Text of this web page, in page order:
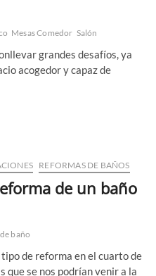
Mesas Comedor Salón
grandes desafíos, ya
acogedor y capaz de
REFORMAS DE BAÑOS
de un baño
baño
de reforma en el cuarto de
que se nos podrían venir a la